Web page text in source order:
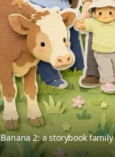
2: a storybook